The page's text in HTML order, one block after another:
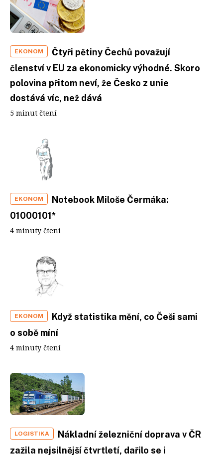
EKONOM
Čtyři pětiny Čechů považují
členství v EU za ekonomicky výhodné. Skoro
polovina přitom neví, že Česko z unie
dostává víc, než dává
5 minut čtení
EKONOM
Notebook Miloše Čermáka:
01000101*
4 minuty čtení
EKONOM
Když statistika mění, co Češi sami
o sobě míní
4 minuty čtení
LOGISTIKA
Nákladní železniční doprava v ČR
zažila nejsilnější čtvrtletí, dařilo se i